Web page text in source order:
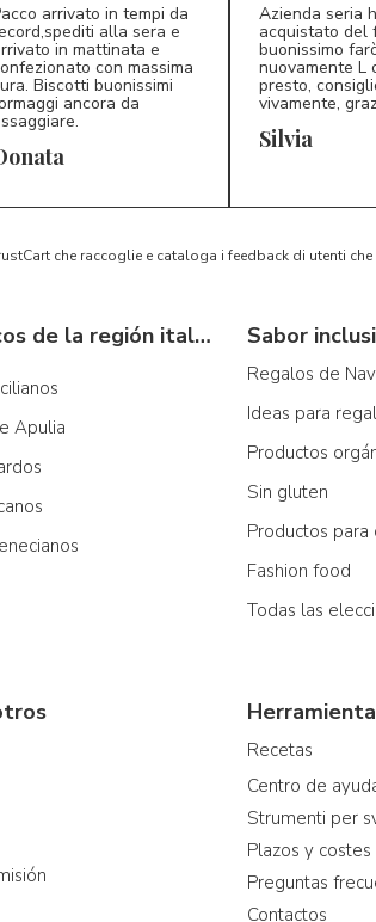
arrivato in tempi da
alla sera e
in mattinata e
con massima
Biscotti buonissimi
ancora da
S*
Azienda seria
acquistato del
buonissimo
nuovamente L
presto,
vivamente,
Silvia
che raccoglie e cataloga i feedback di utenti
Productos típicos de la región italiana
Apulia
Sabor
Regalos de
Ideas para
Productos
Sin gluten
Productos para
Fashion food
Todas las
Recetas
Centro de
Strumenti per
Plazos y
Preguntas
Contactos